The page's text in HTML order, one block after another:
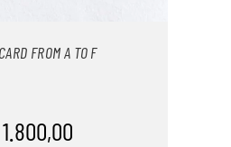
FROM A TO F
1.800,00